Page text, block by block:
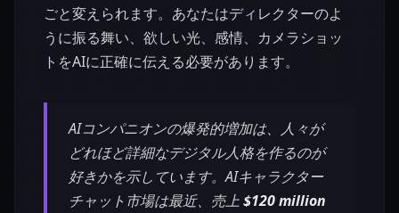
ごと変えられます。あなたはディレクターのよ
うに振る舞い、欲しい光、感情、カメラショッ
トをAIに正確に伝える必要があります。
AIコンパニオンの爆発的増加は、人々が
どれほど詳細なデジタル人格を作るのが
好きかを示しています。AIキャラクター
チャット市場は最近、売上$120 million